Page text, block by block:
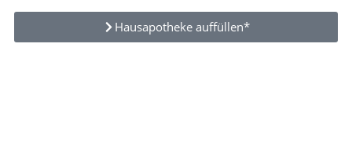
Hausapotheke auffüllen*